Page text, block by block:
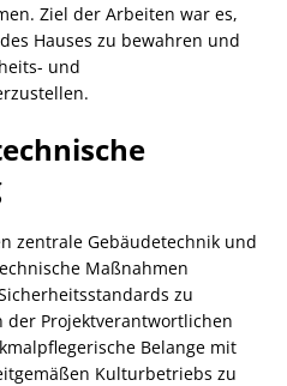
Ziel der Arbeiten war es,
Hauses zu bewahren und
und
zentrale Gebäudetechnik und
Maßnahmen
zu
der Projektverantwortlichen
Belange mit
Kulturbetriebs zu